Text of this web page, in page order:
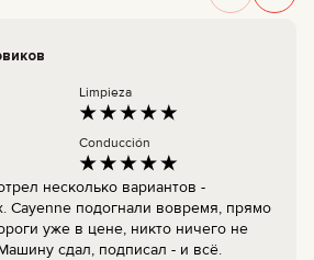
Limpieza
Conducción
несколько вариантов -
Cayenne подогнали вовремя, прямо
уже в цене, никто ничего не
сдал, подписал - и всё.